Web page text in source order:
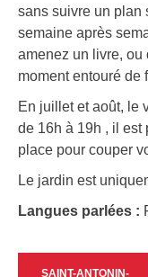
sans suivre un plan
semaine après
amenez un livre, ou
moment entouré de
En juillet et août, le
de 16h à 19h , il est
place pour couper
Le jardin est
Langues parlées :